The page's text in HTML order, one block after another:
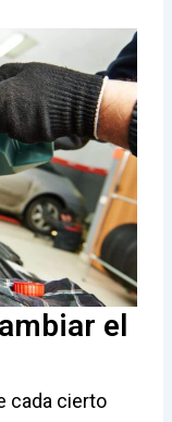
el
cada cierto